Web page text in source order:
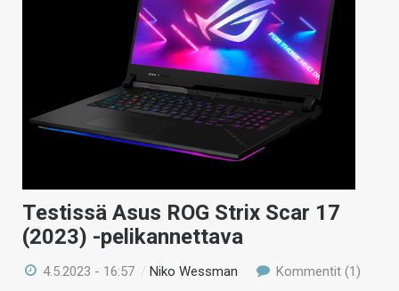
Testissä Asus ROG Strix Scar 17
(2023) -pelikannettava
4.5.2023 - 16:57 /Niko Wessman Kommentit (1)